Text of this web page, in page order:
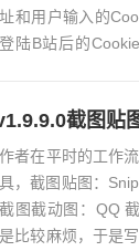
址和用户输入的
登陆B站后的
大。...
截图贴
作者在平时的工作
具，截图贴图：
截图截动图：QQ
是比较麻烦，于是